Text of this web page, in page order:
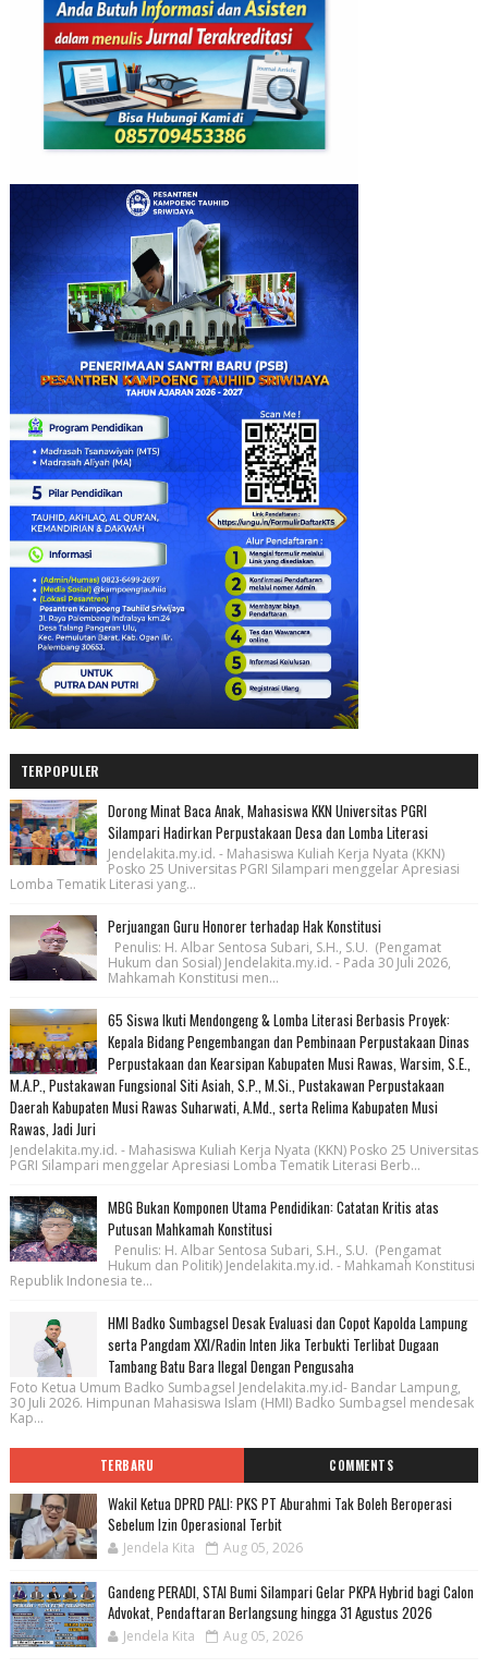
TERPOPULER
Dorong Minat Baca Anak, Mahasiswa KKN Universitas PGRI
Silampari Hadirkan Perpustakaan Desa dan Lomba Literasi
Jendelakita.my.id. - Mahasiswa Kuliah Kerja Nyata (KKN)
Posko 25 Universitas PGRI Silampari menggelar Apresiasi
Lomba Tematik Literasi yang...
Perjuangan Guru Honorer terhadap Hak Konstitusi
Penulis: H. Albar Sentosa Subari, S.H., S.U. (Pengamat
Hukum dan Sosial) Jendelakita.my.id. - Pada 30 Juli 2026,
Mahkamah Konstitusi men...
65 Siswa Ikuti Mendongeng & Lomba Literasi Berbasis Proyek:
Kepala Bidang Pengembangan dan Pembinaan Perpustakaan Dinas
Perpustakaan dan Kearsipan Kabupaten Musi Rawas, Warsim, S.E.,
M.A.P., Pustakawan Fungsional Siti Asiah, S.P., M.Si., Pustakawan Perpustakaan
Daerah Kabupaten Musi Rawas Suharwati, A.Md., serta Relima Kabupaten Musi
Rawas, Jadi Juri
Jendelakita.my.id. - Mahasiswa Kuliah Kerja Nyata (KKN) Posko 25 Universitas
PGRI Silampari menggelar Apresiasi Lomba Tematik Literasi Berb...
MBG Bukan Komponen Utama Pendidikan: Catatan Kritis atas
Putusan Mahkamah Konstitusi
Penulis: H. Albar Sentosa Subari, S.H., S.U. (Pengamat
Hukum dan Politik) Jendelakita.my.id. - Mahkamah Konstitusi
Republik Indonesia te...
HMI Badko Sumbagsel Desak Evaluasi dan Copot Kapolda Lampung
serta Pangdam XXI/Radin Inten Jika Terbukti Terlibat Dugaan
Tambang Batu Bara Ilegal Dengan Pengusaha
Foto Ketua Umum Badko Sumbagsel Jendelakita.my.id- Bandar Lampung,
30 Juli 2026. Himpunan Mahasiswa Islam (HMI) Badko Sumbagsel mendesak
Kap...
TERBARU COMMENTS
Wakil Ketua DPRD PALI: PKS PT Aburahmi Tak Boleh Beroperasi
Sebelum Izin Operasional Terbit
Jendela Kita Aug 05, 2026
Gandeng PERADI, STAI Bumi Silampari Gelar PKPA Hybrid bagi Calon
Advokat, Pendaftaran Berlangsung hingga 31 Agustus 2026
Jendela Kita Aug 05, 2026